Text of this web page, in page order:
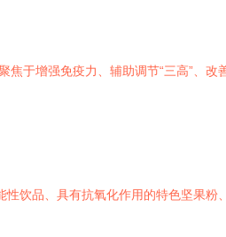
于增强免疫力、辅助调节“三高”、
饮品、具有抗氧化作用的特色坚果